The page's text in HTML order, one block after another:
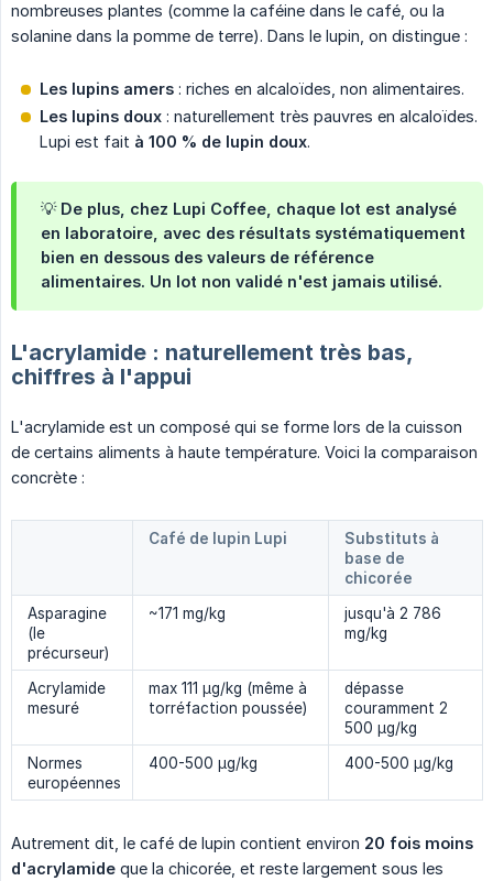
nombreuses plantes (comme la caféine dans le café, ou la
solanine dans la pomme de terre). Dans le lupin, on distingue :
Les lupins amers : riches en alcaloïdes, non alimentaires.
Les lupins doux : naturellement très pauvres en alcaloïdes.
Lupi est fait à 100 % de lupin doux.
💡 De plus, chez Lupi Coffee, chaque lot est analysé
en laboratoire, avec des résultats systématiquement
bien en dessous des valeurs de référence
alimentaires. Un lot non validé n'est jamais utilisé.
L'acrylamide : naturellement très bas,
chiffres à l'appui
L'acrylamide est un composé qui se forme lors de la cuisson
de certains aliments à haute température. Voici la comparaison
concrète :
Café de lupin Lupi
Substituts à
base de
chicorée
Asparagine
(le
précurseur)
~171 mg/kg
jusqu'à 2 786
mg/kg
Acrylamide
mesuré
max 111 µg/kg (même à
torréfaction poussée)
dépasse
couramment 2
500 µg/kg
Normes
européennes
400-500 µg/kg 400-500 µg/kg
Autrement dit, le café de lupin contient environ 20 fois moins
d'acrylamide que la chicorée, et reste largement sous les